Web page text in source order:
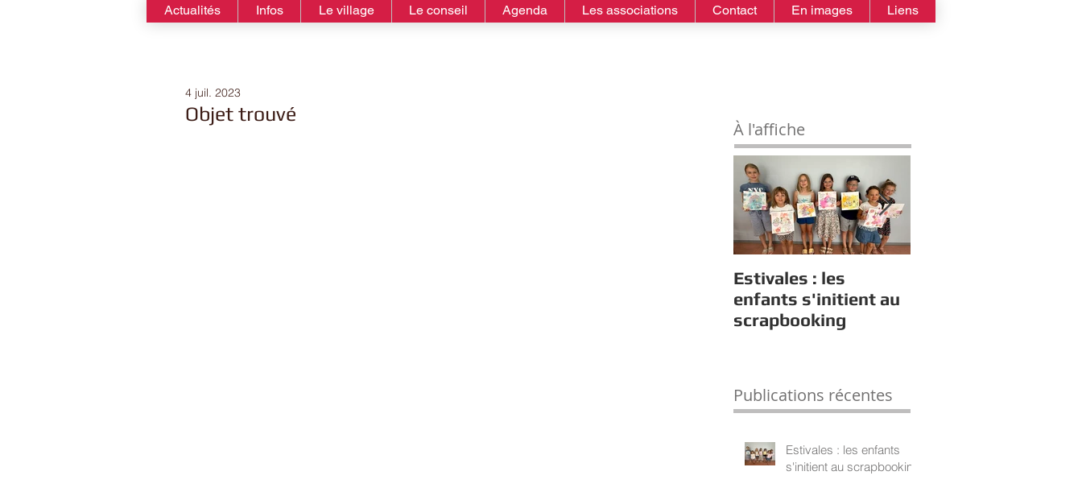
Actualités Infos Le village Le conseil Agenda Les associations Contact En images Liens
Objet trouvé
4 juil. 2023
À l'affiche
Estivales : les
enfants s'initient au
scrapbooking
Publications récentes
Estivales : les enfants
s'initient au scrapbooking